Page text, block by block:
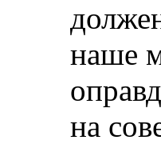
наше
на